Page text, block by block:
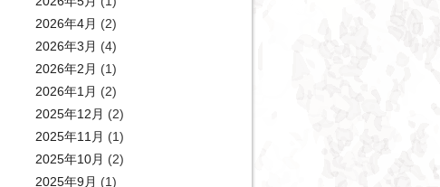
2026年4月 (2)
2026年3月 (4)
2026年2月 (1)
2026年1月 (2)
2025年12月 (2)
2025年11月 (1)
2025年10月 (2)
2025年9月 (1)